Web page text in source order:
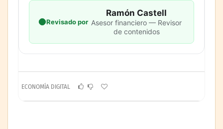
Revisado por
Ramón Castell
Asesor financiero — Revisor
de contenidos
ECONOMÍA DIGITAL